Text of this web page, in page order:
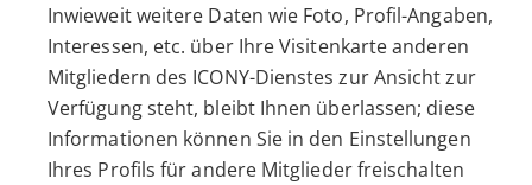
Inwieweit weitere Daten wie Foto, Profil-Angaben,
Interessen, etc. über Ihre Visitenkarte anderen
Mitgliedern des ICONY-Dienstes zur Ansicht zur
Verfügung steht, bleibt Ihnen überlassen; diese
Informationen können Sie in den Einstellungen
Ihres Profils für andere Mitglieder freischalten